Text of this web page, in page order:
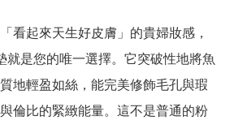
看起來天生好皮膚」的貴婦妝感，
就是您的唯一選擇。它突破性地將魚
地輕盈如絲，能完美修飾毛孔與瑕
倫比的緊緻能量。這不是普通的粉